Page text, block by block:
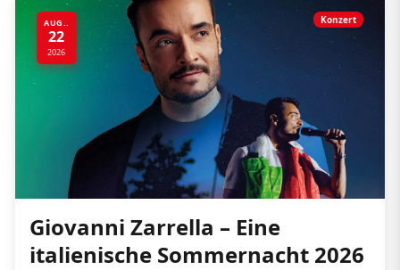
AUG..
22
2026
Konzert
Giovanni Zarrella – Eine
italienische Sommernacht 2026